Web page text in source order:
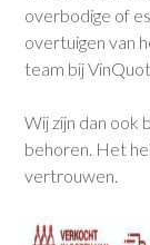
overbodige of
overtuigen van
team bij
Wij zijn dan ook
behoren. Het
vertrouwen.